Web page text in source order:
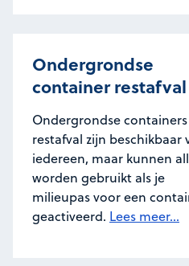
Ondergrondse
container restafval
Ondergrondse
restafval zijn beschikbaar
iedereen, maar kunnen
worden gebruikt als je
milieupas voor een
geactiveerd. Lees meer...